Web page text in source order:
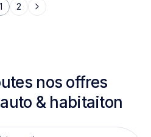
1 2
nos offres
& habitaiton